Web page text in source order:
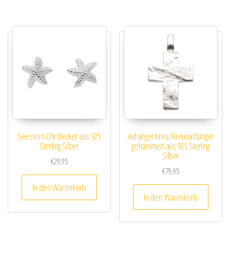
Seestern Ohrstecker aus 925
Sterling Silber
€29,95
In den Warenkorb
Anhänger Kreuz Kreuzanhänger
gehämmert aus 925 Sterling
Silber
€79,95
In den Warenkorb